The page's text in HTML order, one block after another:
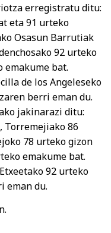
erregistratu ditu:
eta 91 urteko
Osasun Barrutiak
92 urteko
emakume bat.
de los Angeleseko
berri eman du.
jakinarazi ditu:
Torremejiako 86
78 urteko gizon
emakume bat.
92 urteko
eman du.